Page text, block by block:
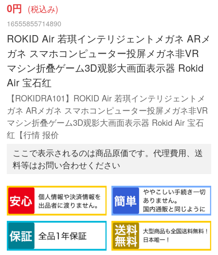
0円 (税込み)
16555855714890
ROKID Air 若琪インテリジェントメガネ ARメ
ガネ スマホコンピューター投屏メガネ非VR
マシン折叠ゲーム3D观影大画面表示器 Rokid
Air 宝石红
【ROKIDRA101】ROKID Air 若琪インテリジェントメ
ガネ ARメガネ スマホコンピューター投屏メガネ非VR
マシン折叠ゲーム3D观影大画面表示器 Rokid Air 宝石
红【行情 报价
ここで表示されるのは商品原価です。代理費用、送
料等はお問い合わせください